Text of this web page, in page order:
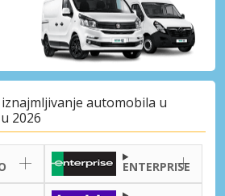
automobila u
2026
ENTERPRISE